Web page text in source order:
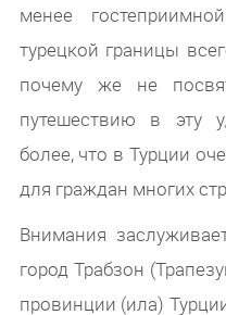
менее
турецкой границы
почему же не
путешествию в эту
более, что в Турции
для граждан многих
Внимания
город Трабзон
провинции (ила)